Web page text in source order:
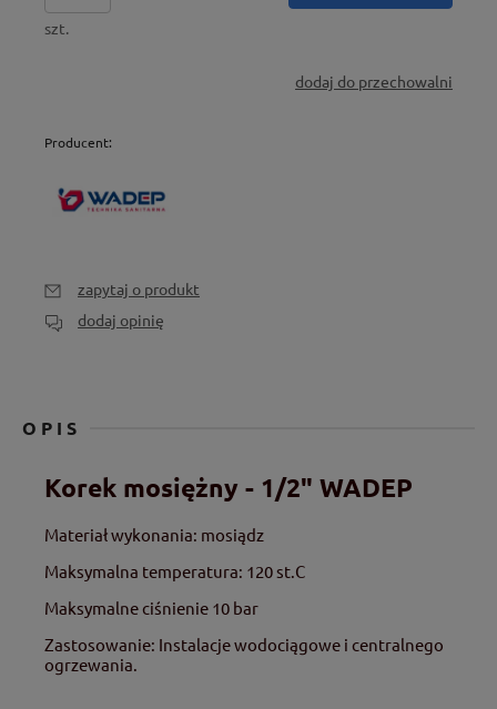
szt.
dodaj do przechowalni
Producent:
zapytaj o produkt
dodaj opinię
OPIS
Korek mosiężny - 1/2" WADEP
Materiał wykonania: mosiądz
Maksymalna temperatura: 120 st.C
Maksymalne ciśnienie 10 bar
Zastosowanie: Instalacje wodociągowe i centralnego
ogrzewania.